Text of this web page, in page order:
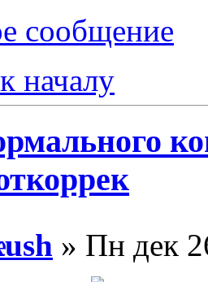
сообщение
началу
» Пн дек